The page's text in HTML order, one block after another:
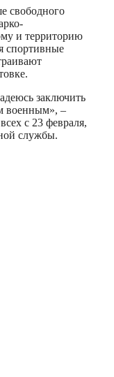
свободного
и территорию
спортивные
заключить
военным», –
с 23 февраля,
службы.